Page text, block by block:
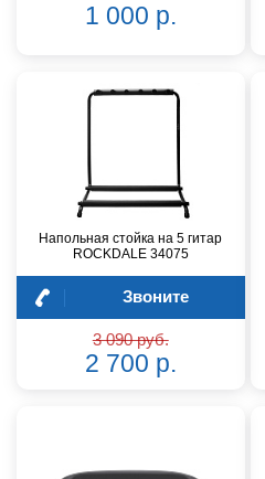
1 000 р.
Напольная стойка на 5 гитар
ROCKDALE 34075
Звоните
3 090 руб.
2 700 р.